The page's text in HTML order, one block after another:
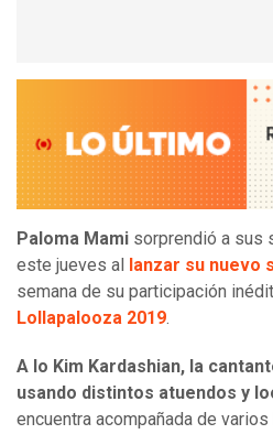
Paloma Mami sorprendió a sus
este jueves al
lanzar su nuevo
semana de su participación
Lollapalooza 2019.
A lo Kim Kardashian, la
usando distintos atuendos y
encuentra acompañada de